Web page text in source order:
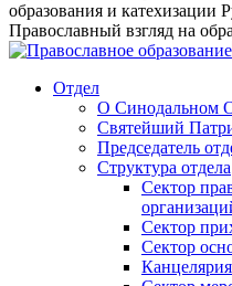
образования и катехизации
Православный взгляд на
Отдел
О Синодальном
Святейший
Председатель
Структура отдела
Сектор
Сектор
Сектор
Канцелярия